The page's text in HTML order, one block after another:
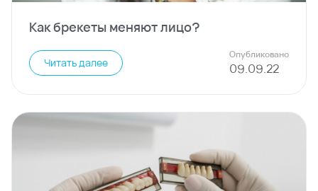
Как брекеты меняют лицо?
Читать далее
Опубликовано
09.09.22